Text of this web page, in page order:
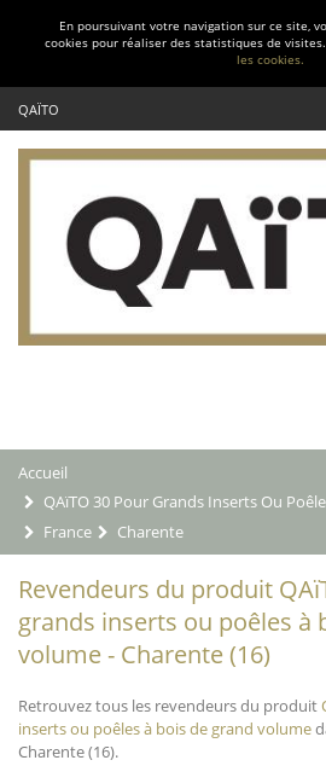
En poursuivant votre navigation sur ce site,
cookies pour réaliser des statistiques de visites.
les cookies.
QAÏTO
Accueil
QAïTO 30 Pour Grands Inserts Ou
France
Charente
Revendeurs du produit
grands inserts ou poêles à
volume - Charente (16)
Retrouvez tous les revendeurs du produit
inserts ou poêles à bois de grand volume
Charente (16).